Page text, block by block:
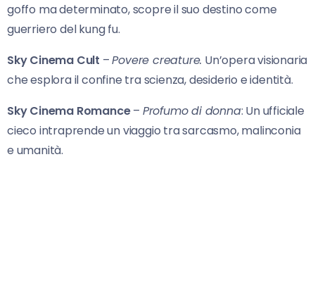
goffo ma determinato, scopre il suo destino come
guerriero del kung fu.
Sky Cinema Cult –Povere creature. Un’opera visionaria
che esplora il confine tra scienza, desiderio e identità.
Sky Cinema Romance– Profumo di donna: Un ufficiale
cieco intraprende un viaggio tra sarcasmo, malinconia
e umanità.